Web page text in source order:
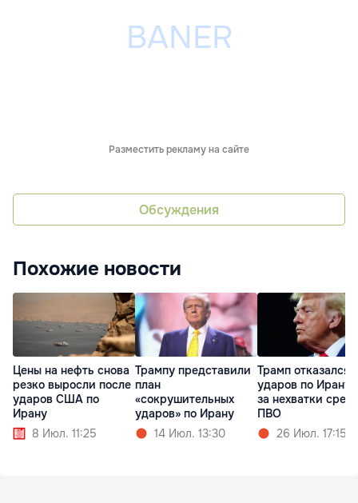
Разместить рекламу на сайте
Обсуждения
Похожие новости
Цены на нефть снова
резко выросли после
ударов США по
Ирану
8 Июл. 11:25
Трампу представили
план
«сокрушительных
ударов» по Ирану
14 Июл. 13:30
Трамп отказался
ударов по Ирану
за нехватки
ПВО
26 Июл. 17:15